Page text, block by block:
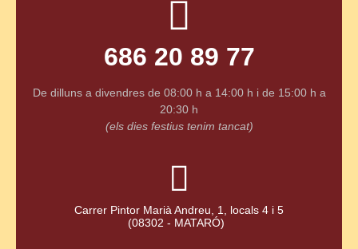
686 20 89 77
De dilluns a divendres de 08:00 h a 14:00 h i de 15:00 h a
20:30 h
(els dies festius tenim tancat)
Carrer Pintor Marià Andreu, 1, locals 4 i 5
(08302 - MATARÓ)